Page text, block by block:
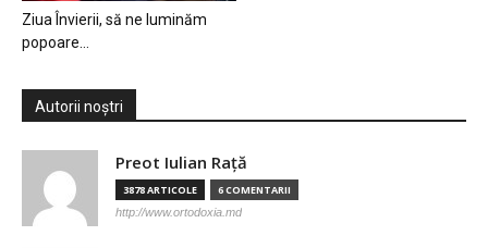
Ziua Învierii, să ne luminăm
popoare…
Autorii noștri
Preot Iulian Raţă
3878 ARTICOLE 6 COMENTARII
http://www.ortodoxia.md